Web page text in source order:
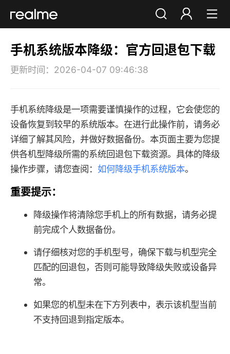
你好，朋友
手机系统版本降级：官方回退包下载
更新时间：2026-04-07 09:46:38
手机系统降级是一项需要谨慎操作的过程，它会使您的
设备恢复到较早的系统版本。在进行此操作前，请务必
详细了解其风险，并做好数据备份。本页面主要为您提
供各机型降级所需的系统回退包下载资源。具体的降级
操作步骤，请您查阅： 如何降级手机系统版本。
重要提示：
降级操作将清除您手机上的所有数据，请务必提
前完成个人数据备份。
请仔细核对您的手机型号，确保下载与机型完全
匹配的回退包，否则可能导致降级失败或设备异
常。
如果您的机型未在下方列表中，表示该机型当前
不支持回退到指定版本。